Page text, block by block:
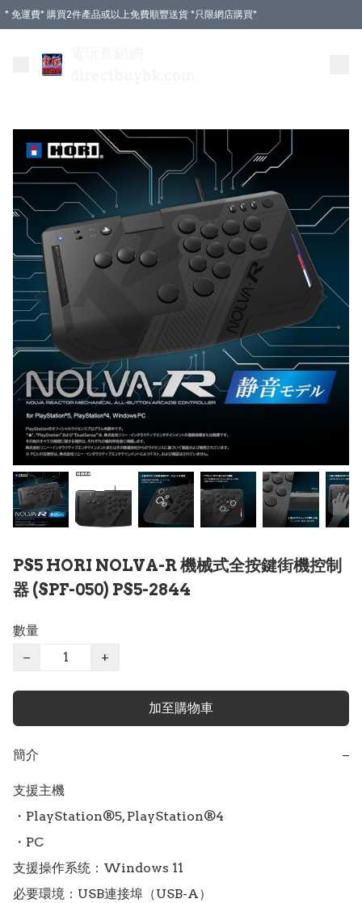
* 免運費* 購買2件產品或以上免費順豐送貨 *只限網店購買*
PS5 HORI NOLVA-R 機械式全按鍵街機控制
器 (SPF-050) PS5-2844
數量
−
+
加至購物車
簡介 −
支援主機
・PlayStation®5, PlayStation®4
・PC
支援操作系统：Windows 11
必要環境：USB連接埠（USB-A）